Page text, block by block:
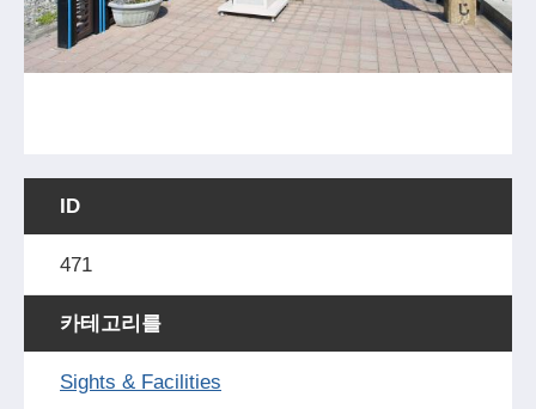
ID
471
카테고리를
Sights & Facilities